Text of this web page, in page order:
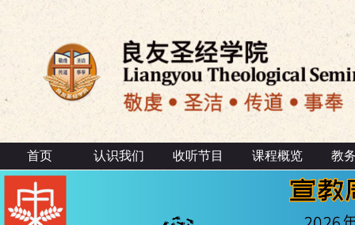
首页 认识我们 收听节目 课程概览 教